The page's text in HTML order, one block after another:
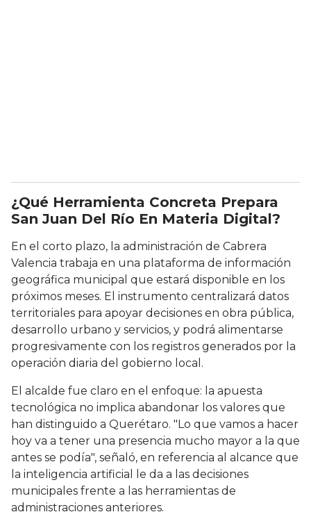
¿Qué Herramienta Concreta Prepara
San Juan Del Río En Materia Digital?
En el corto plazo, la administración de Cabrera
Valencia trabaja en una plataforma de información
geográfica municipal que estará disponible en los
próximos meses. El instrumento centralizará datos
territoriales para apoyar decisiones en obra pública,
desarrollo urbano y servicios, y podrá alimentarse
progresivamente con los registros generados por la
operación diaria del gobierno local.
El alcalde fue claro en el enfoque: la apuesta
tecnológica no implica abandonar los valores que
han distinguido a Querétaro. "Lo que vamos a hacer
hoy va a tener una presencia mucho mayor a la que
antes se podía", señaló, en referencia al alcance que
la inteligencia artificial le da a las decisiones
municipales frente a las herramientas de
administraciones anteriores.